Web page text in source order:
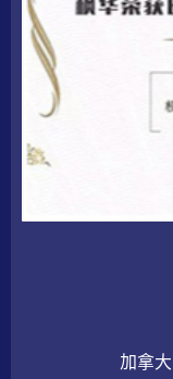
加拿